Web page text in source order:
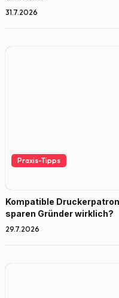
31.7.2026
Praxis-Tipps
Kompatible
sparen Gründer wirklich?
29.7.2026